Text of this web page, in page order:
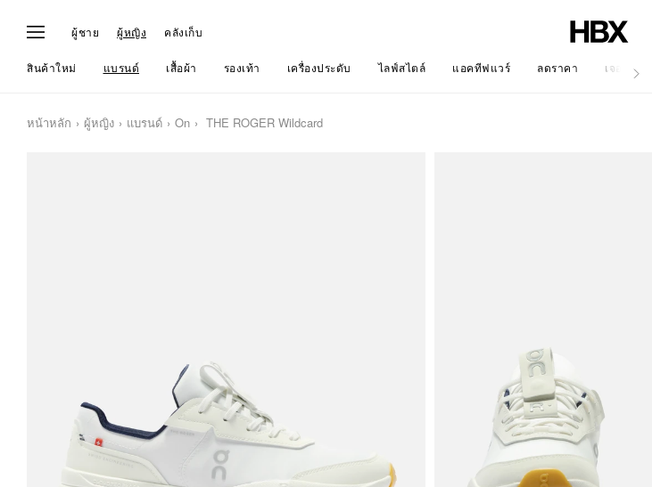
ผู้ชาย ผู้หญิง คลังเก็บ
สินค้าใหม่ แบรนด์ เสื้อผ้า รองเท้า เครื่องประดับ ไลฟ์สไตล์ แอคทีฟแวร์ ลดราคา เจอร์นัล
หน้าหลัก ผู้หญิง แบรนด์ On THE ROGER Wildcard